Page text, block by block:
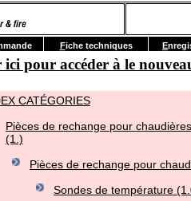
pour accéder à le
CATÉGORIES
Pièces de rechange pour
(1.)
Pièces de rechange pour
Sondes de température
Fiche techniques E